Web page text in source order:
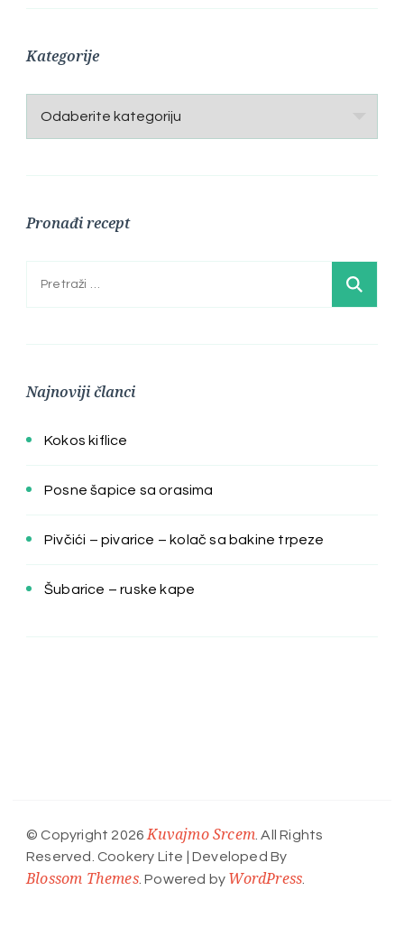
Kategorije
Kategorije
Pronađi recept
Pretraga:
Najnoviji članci
Kokos kiflice
Posne šapice sa orasima
Pivčići – pivarice – kolač sa bakine trpeze
Šubarice – ruske kape
© Copyright 2026 Kuvajmo Srcem . All Rights
Reserved. Cookery Lite | Developed By
Blossom Themes. Powered by WordPress